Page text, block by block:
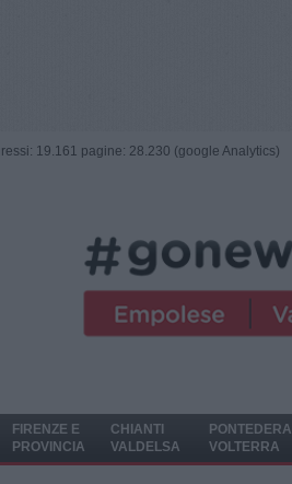
19.161 pagine: 28.230 (google Analytics)
FIRENZE E
PROVINCIA
CHIANTI
VALDELSA
PONTEDERA
VOLTERRA